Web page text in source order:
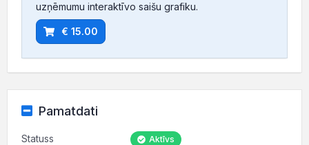
uzņēmumu interaktīvo saišu grafiku.
€ 15.00
Pamatdati
Statuss Aktīvs